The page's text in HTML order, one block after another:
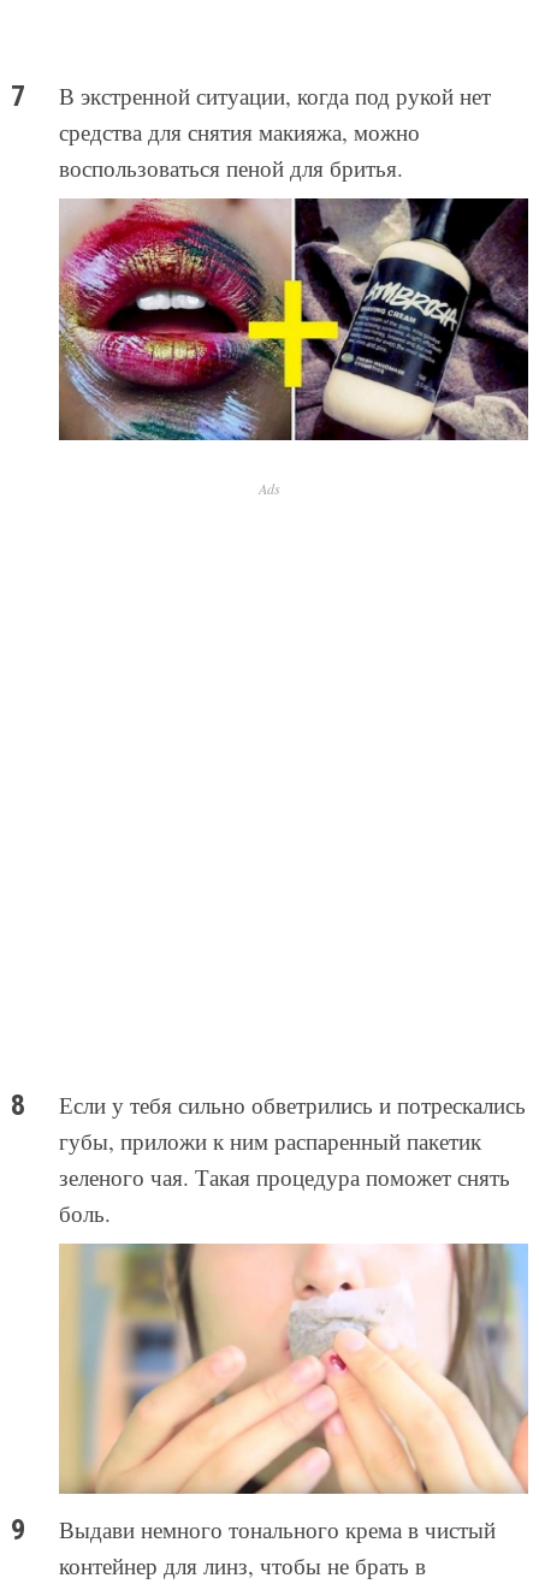
В экстренной ситуации, когда под рукой нет
средства для снятия макияжа, можно
воспользоваться пеной для бритья.
Ads
Если у тебя сильно обветрились и потрескались
губы, приложи к ним распаренный пакетик
зеленого чая. Такая процедура поможет снять
боль.
Выдави немного тонального крема в чистый
контейнер для линз, чтобы не брать в